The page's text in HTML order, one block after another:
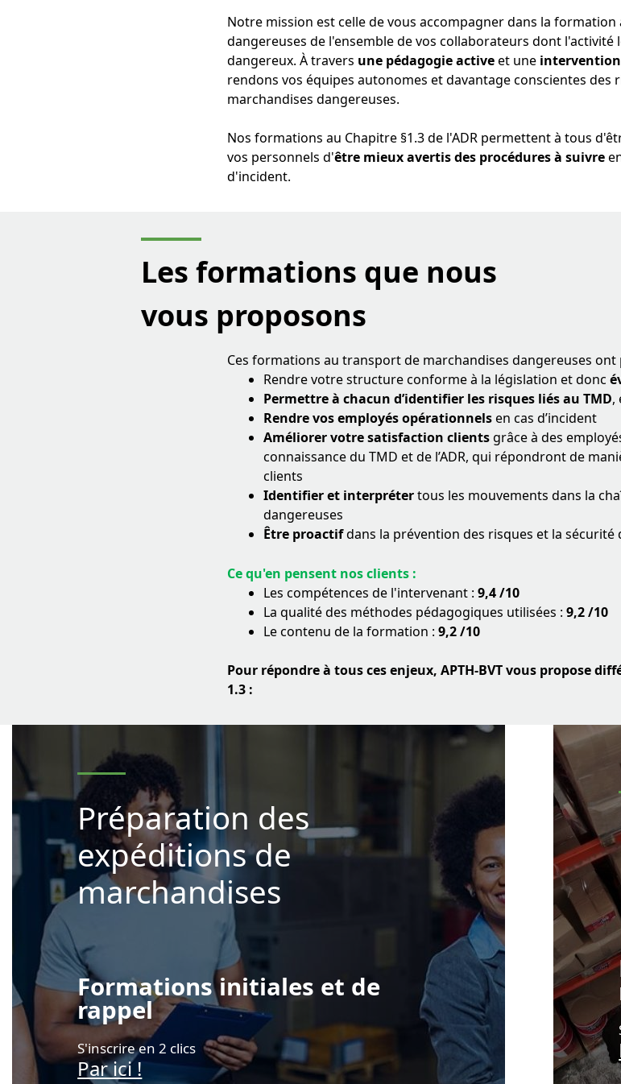
Notre mission est celle de vous accompagner dans la
dangereuses de l'ensemble de vos collaborateurs dont
dangereux. À travers une pédagogie activeet une
rendons vos équipes autonomes et davantage conscientes des
marchandises dangereuses.
Nos formations au Chapitre §1.3 de l'ADR permettent à tous
vos personnels d'être mieux avertis des procédures à suivre
d'incident.
Les formations que nous
vous proposons
Ces formations au transport de marchandises dangereuses
Rendre votre structure conforme à la législation et donc
Permettre à chacun d’identifier les risques liés au TMD,
Rendre vos employés opérationnelsen cas d’incident
Améliorer votre satisfaction clients grâce à des
connaissance du TMD et de l’ADR, qui répondront de
clients
Identifier et interprétertous les mouvements dans la
dangereuses
Être proactifdans la prévention des risques et la
Ce qu'en pensent nos clients :
Les compétences de l'intervenant :9,4 /10
La qualité des méthodes pédagogiques utilisées :9,2 /10
Le contenu de la formation :9,2 /10
Pour répondre à tous ces enjeux, APTH-BVT vous propose
1.3 :
Préparation des
expéditions de
marchandises
Formations initiales et de
rappel
S'inscrire en 2 clics
Par ici !